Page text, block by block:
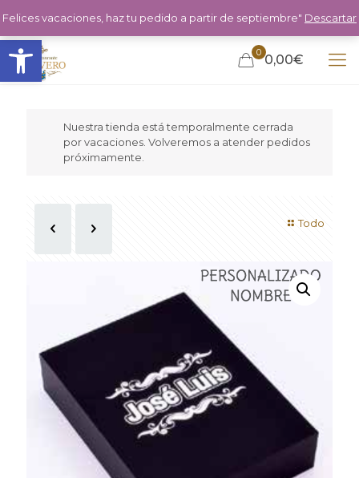
Abrir barra de herramientas 0 0,00€
Nuestra tienda está temporalmente cerrada
por vacaciones. Volveremos a atender pedidos
próximamente.
Todo
Felices vacaciones, haz tu pedido a partir de septiembre" Descartar